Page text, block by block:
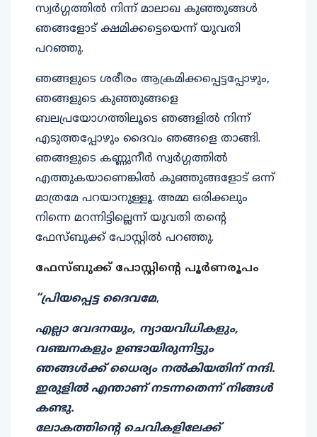
സ്വർഗ്ഗത്തിൽ നിന്ന് മാലാഖ കുഞ്ഞുങ്ങള്‍
ഞങ്ങളോട് ക്ഷമിക്കട്ടെയെന്ന് യുവതി
പറഞ്ഞു.
ഞങ്ങളുടെ ശരീരം ആക്രമിക്കപ്പെട്ടപ്പോഴും,
ഞങ്ങളുടെ കുഞ്ഞുങ്ങളെ
ബലപ്രയോഗത്തിലൂടെ ഞങ്ങളില്‍ നിന്ന്
എടുത്തപ്പോഴും ദൈവം ഞങ്ങളെ താങ്ങി.
ഞങ്ങളുടെ കണ്ണുനീർ സ്വർഗ്ഗത്തിൽ
എത്തുകയാണെങ്കില്‍ കുഞ്ഞുങ്ങളോട് ഒന്ന്
മാത്രമേ പറയാനുള്ളൂ. അമ്മ ഒരിക്കലും
നിന്നെ മറന്നിട്ടില്ലെന്ന് യുവതി തൻ്റെ
ഫേസ്ബുക്ക് പോസ്റ്റില്‍ പറഞ്ഞു.
ഫേസ്ബുക്ക് പോസ്റ്റിൻ്റെ പൂര്‍ണരൂപം
“പ്രിയപ്പെട്ട ദൈവമേ,
എല്ലാ വേദനയും, ന്യായവിധികളും,
വഞ്ചനകളും ഉണ്ടായിരുന്നിട്ടും
ഞങ്ങള്‍ക്ക് ധൈര്യം നൽകിയതിന് നന്ദി.
ഇരുളില്‍ എന്താണ് നടന്നതെന്ന് നിങ്ങൾ
കണ്ടു.
ലോകത്തിൻ്റെ ചെവികളിലേക്ക്